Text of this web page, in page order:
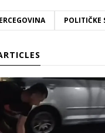
POLITIČKE